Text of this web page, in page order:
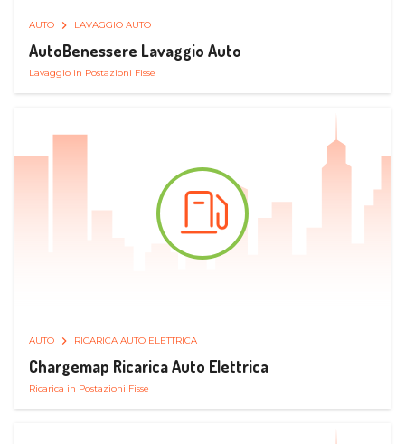
AUTO LAVAGGIO AUTO
AutoBenessere Lavaggio Auto
Lavaggio in Postazioni Fisse
AUTO RICARICA AUTO ELETTRICA
Chargemap Ricarica Auto Elettrica
Ricarica in Postazioni Fisse